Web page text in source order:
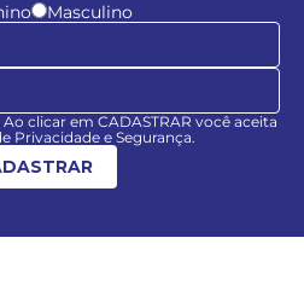
Masculino
clicar em CADASTRAR você aceita
Privacidade e Segurança.